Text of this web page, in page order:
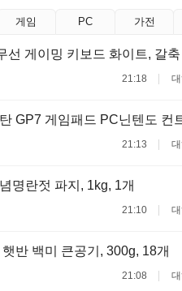
게임 PC 가전
선 게이밍 키보드 화이트, 갈축
21:18
GP7 게임패드 PC닌텐도 컨
21:13
명란젓 파지, 1kg, 1개
21:10
반 백미 큰공기, 300g, 18개
21:08